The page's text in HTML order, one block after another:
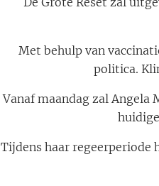
Met behulp van
politica.
Vanaf maandag zal Angela
Tijdens haar regeerperiode